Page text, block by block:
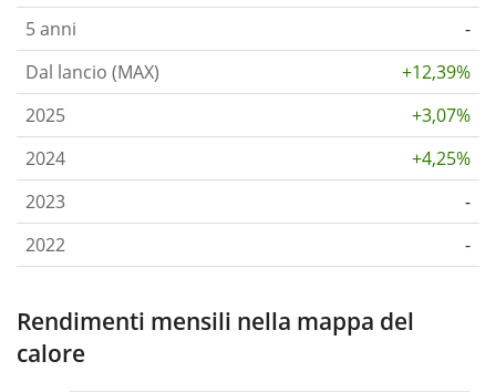
5 anni
-
Dal lancio (MAX)
+12,39%
2025
+3,07%
2024
+4,25%
2023
-
2022
-
Rendimenti mensili nella mappa del
calore